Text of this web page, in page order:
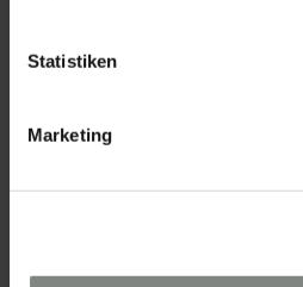
Statistiken
Marketing
Immobilien Heidelberg